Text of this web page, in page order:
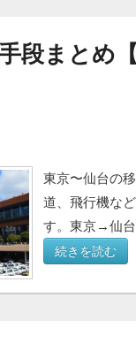
段まとめ【
東京〜仙台の
道、飛行機な
す。東京→仙台
続きを読む